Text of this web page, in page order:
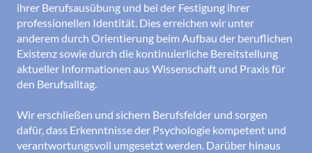
ihrer Berufsausübung und bei der Festigung ihrer
professionellen Identität. Dies erreichen wir unter
anderem durch Orientierung beim Aufbau der beruflichen
Existenz sowie durch die kontinuierliche Bereitstellung
aktueller Informationen aus Wissenschaft und Praxis für
den Berufsalltag.
Wir erschließen und sichern Berufsfelder und sorgen
dafür, dass Erkenntnisse der Psychologie kompetent und
verantwortungsvoll umgesetzt werden. Darüber hinaus